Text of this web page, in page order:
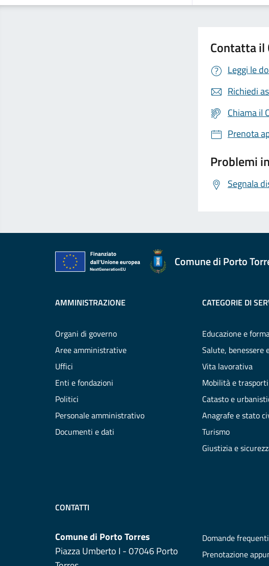
Contatta il
Leggi le
Richiedi
Chiama il
Prenota
Problemi
Segnala
Comune di Porto
AMMINISTRAZIONE
Organi di governo
Aree amministrative
Uffici
Enti e fondazioni
Politici
Personale amministrativo
Documenti e dati
CATEGORIE DI
Educazione e
Salute, benessere
Vita lavorativa
Mobilità e trasporti
Catasto e
Anagrafe e stato
Turismo
Giustizia e
CONTATTI
Comune di Porto Torres
Piazza Umberto I - 07046 Porto
Domande
Prenotazione